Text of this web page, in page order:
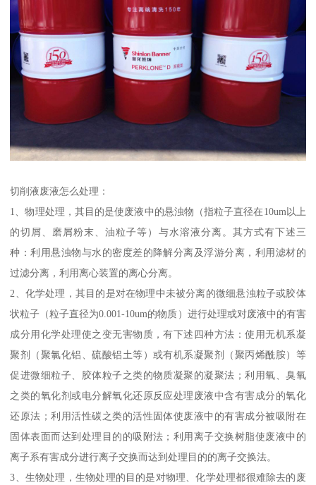
切削液废液怎么处理：
1、物理处理，其目的是使废液中的悬浊物（指粒子直径在10um以上
的切屑、磨屑粉末、油粒子等）与水溶液分离。其方式有下述三
种：利用悬浊物与水的密度差的降解分离及浮游分离，利用滤材的
过滤分离，利用离心装置的离心分离。
2、化学处理，其目的是对在物理中未被分离的微细悬浊粒子或胶体
状粒子（粒子直径为0.001-10um的物质）进行处理或对废液中的有害
成分用化学处理使之变无害物质，有下述四种方法：使用无机系凝
聚剂（聚氯化铝、硫酸铝土等）或有机系凝聚剂（聚丙烯酰胺）等
促进微细粒子、胶体粒子之类的物质凝聚的凝聚法；利用氧、臭氧
之类的氧化剂或电分解氧化还原反应处理废液中含有害成分的氧化
还原法；利用活性碳之类的活性固体使废液中的有害成分被吸附在
固体表面而达到处理目的的吸附法；利用离子交换树脂使废液中的
离子系有害成分进行离子交换而达到处理目的的离子交换法。
3、生物处理，生物处理的目的是对物理、化学处理都很难除去的废